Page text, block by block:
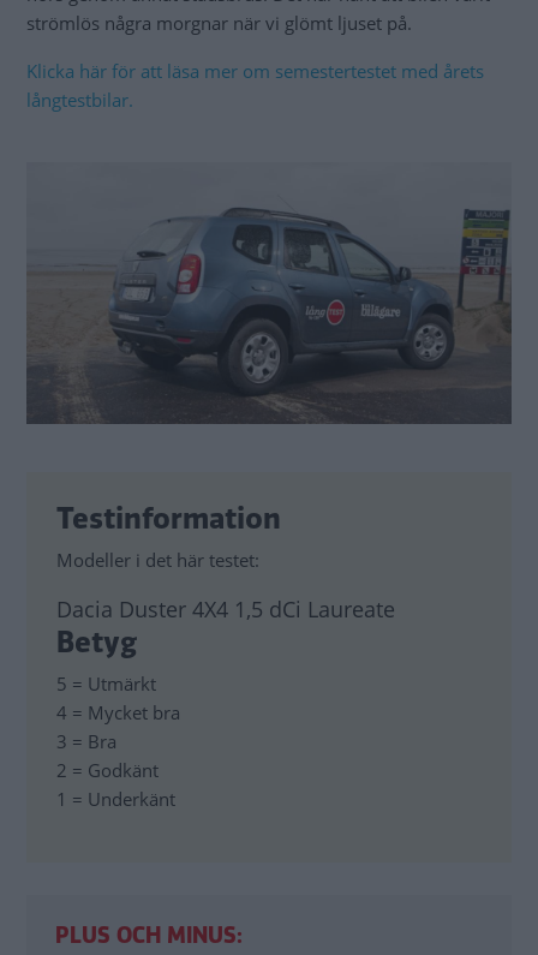
strömlös några morgnar när vi glömt ljuset på.
Klicka här för att läsa mer om semestertestet med årets
långtestbilar.
Testinformation
Modeller i det här testet:
Dacia Duster 4X4 1,5 dCi Laureate
Betyg
5 = Utmärkt
4 = Mycket bra
3 = Bra
2 = Godkänt
1 = Underkänt
PLUS OCH MINUS: